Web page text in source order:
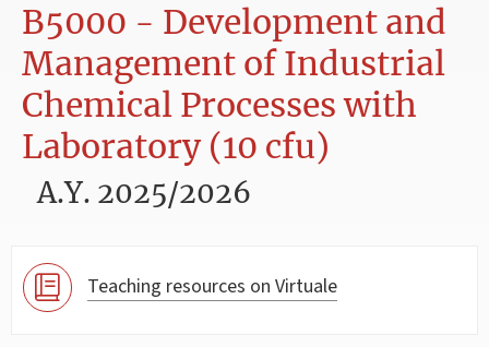
B5000 - Development and
Management of Industrial
Chemical Processes with
Laboratory (10 cfu)
A.Y. 2025/2026
Teaching resources on Virtuale